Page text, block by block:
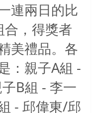
連兩日的比
合，得獎者
美禮品。各
：親子A組 -
B組 - 李一
- 邱偉東/邱